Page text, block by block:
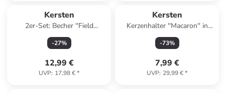
Kersten
2er-Set: Becher ''Field
Flowers'' in Creme/ Rot - (H)8
x Ø 7 cm
-27%
12,99 €
UVP: 17,98 €*
Kersten
Kerzenhalter ''Macaron'' in
Bunt - (H)25 x Ø 10 cm
-73%
7,99 €
UVP: 29,99 €*